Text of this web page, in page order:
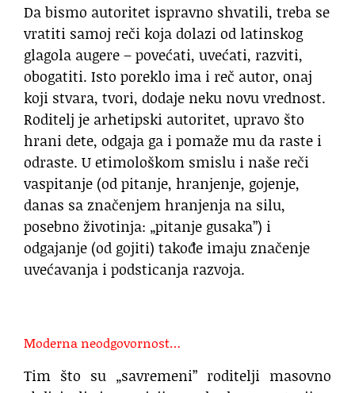
Da bismo autoritet ispravno shvatili, treba se
vratiti samoj reči koja dolazi od latinskog
glagola augere – povećati, uvećati, razviti,
obogatiti. Isto poreklo ima i reč autor, onaj
koji stvara, tvori, dodaje neku novu vrednost.
Roditelj je arhetipski autoritet, upravo što
hrani dete, odgaja ga i pomaže mu da raste i
odraste. U etimološkom smislu i naše reči
vaspitanje (od pitanje, hranjenje, gojenje,
danas sa značenjem hranjenja na silu,
posebno životinja: „pitanje gusaka”) i
odgajanje (od gojiti) takođe imaju značenje
uvećavanja i podsticanja razvoja.
Moderna neodgovornost…
Tim što su „savremeni” roditelji masovno